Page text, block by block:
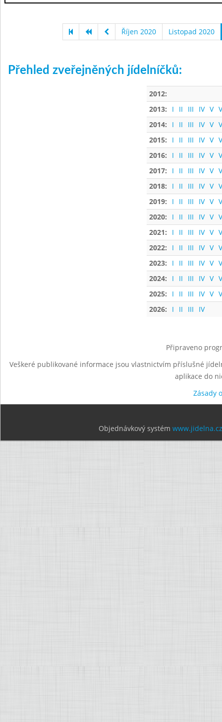
Říjen 2020 Listopad 2020
Přehled zveřejněných jídelníčků:
2012:
2013:
I II III IV V
2014:
I II III IV V
2015:
I II III IV V
2016:
I II III IV V
2017:
I II III IV V
2018:
I II III IV V
2019:
I II III IV V
2020:
I II III IV V
2021:
I II III IV V
2022:
I II III IV V
2023:
I II III IV V
2024:
I II III IV V
2025:
I II III IV V
2026:
I II III IV
Připraveno
Veškeré publikované informace jsou vlastnictvím příslušné
aplikace do
Zásady
Objednávkový systém www.jidelna.cz